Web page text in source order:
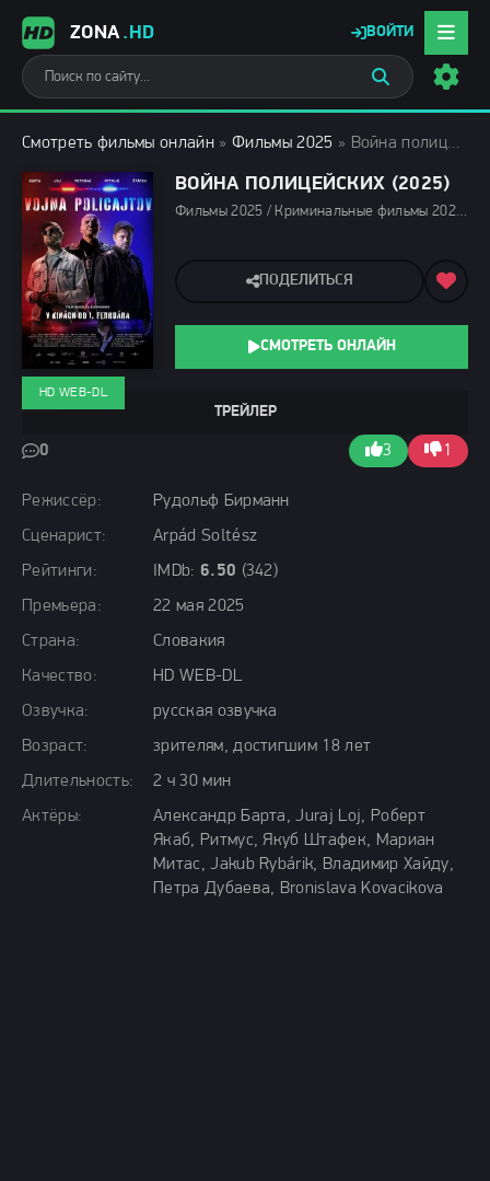
ZONA.HD ВОЙТИ
Смотреть фильмы онлайн » Фильмы 2025 » Война полицейских (2025)
ВОЙНА ПОЛИЦЕЙСКИХ (2025)
Фильмы 2025 / Криминальные фильмы 2025 / Зарубежные фильмы 2025 / Фильмы весны 2025 / Новинки кино 2025 / Последние фильмы 2025 / Смотреть фильмы онлайн
Режиссёр:
Рудольф Бирманн
Сценарист:
Arpád Soltész
Рейтинги:
IMDb: 6.50 (342)
Премьера:
22 мая 2025
Страна:
Словакия
Качество:
HD WEB-DL
Озвучка:
русская озвучка
Возраст:
зрителям, достигшим 18 лет
Длительность:
2 ч 30 мин
Актёры:
Александр Барта, Juraj Loj, Роберт
Якаб, Ритмус, Якуб Штафек, Мариан
Митас, Jakub Rybárik, Владимир Хайду,
Петра Дубаева, Bronislava Kovacikova
ТРЕЙЛЕР
0 3 1
HD WEB-DL
ПОДЕЛИТЬСЯ
СМОТРЕТЬ ОНЛАЙН